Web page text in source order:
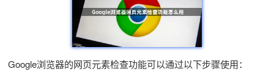
Google浏览器的网页元素检查功能可以通过以下步骤使用：